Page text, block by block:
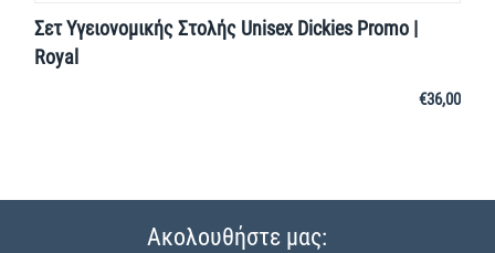
Σετ Υγειονομικής Στολής Unisex Dickies Promo |
Royal
€36,00
Ακολουθήστε μας: